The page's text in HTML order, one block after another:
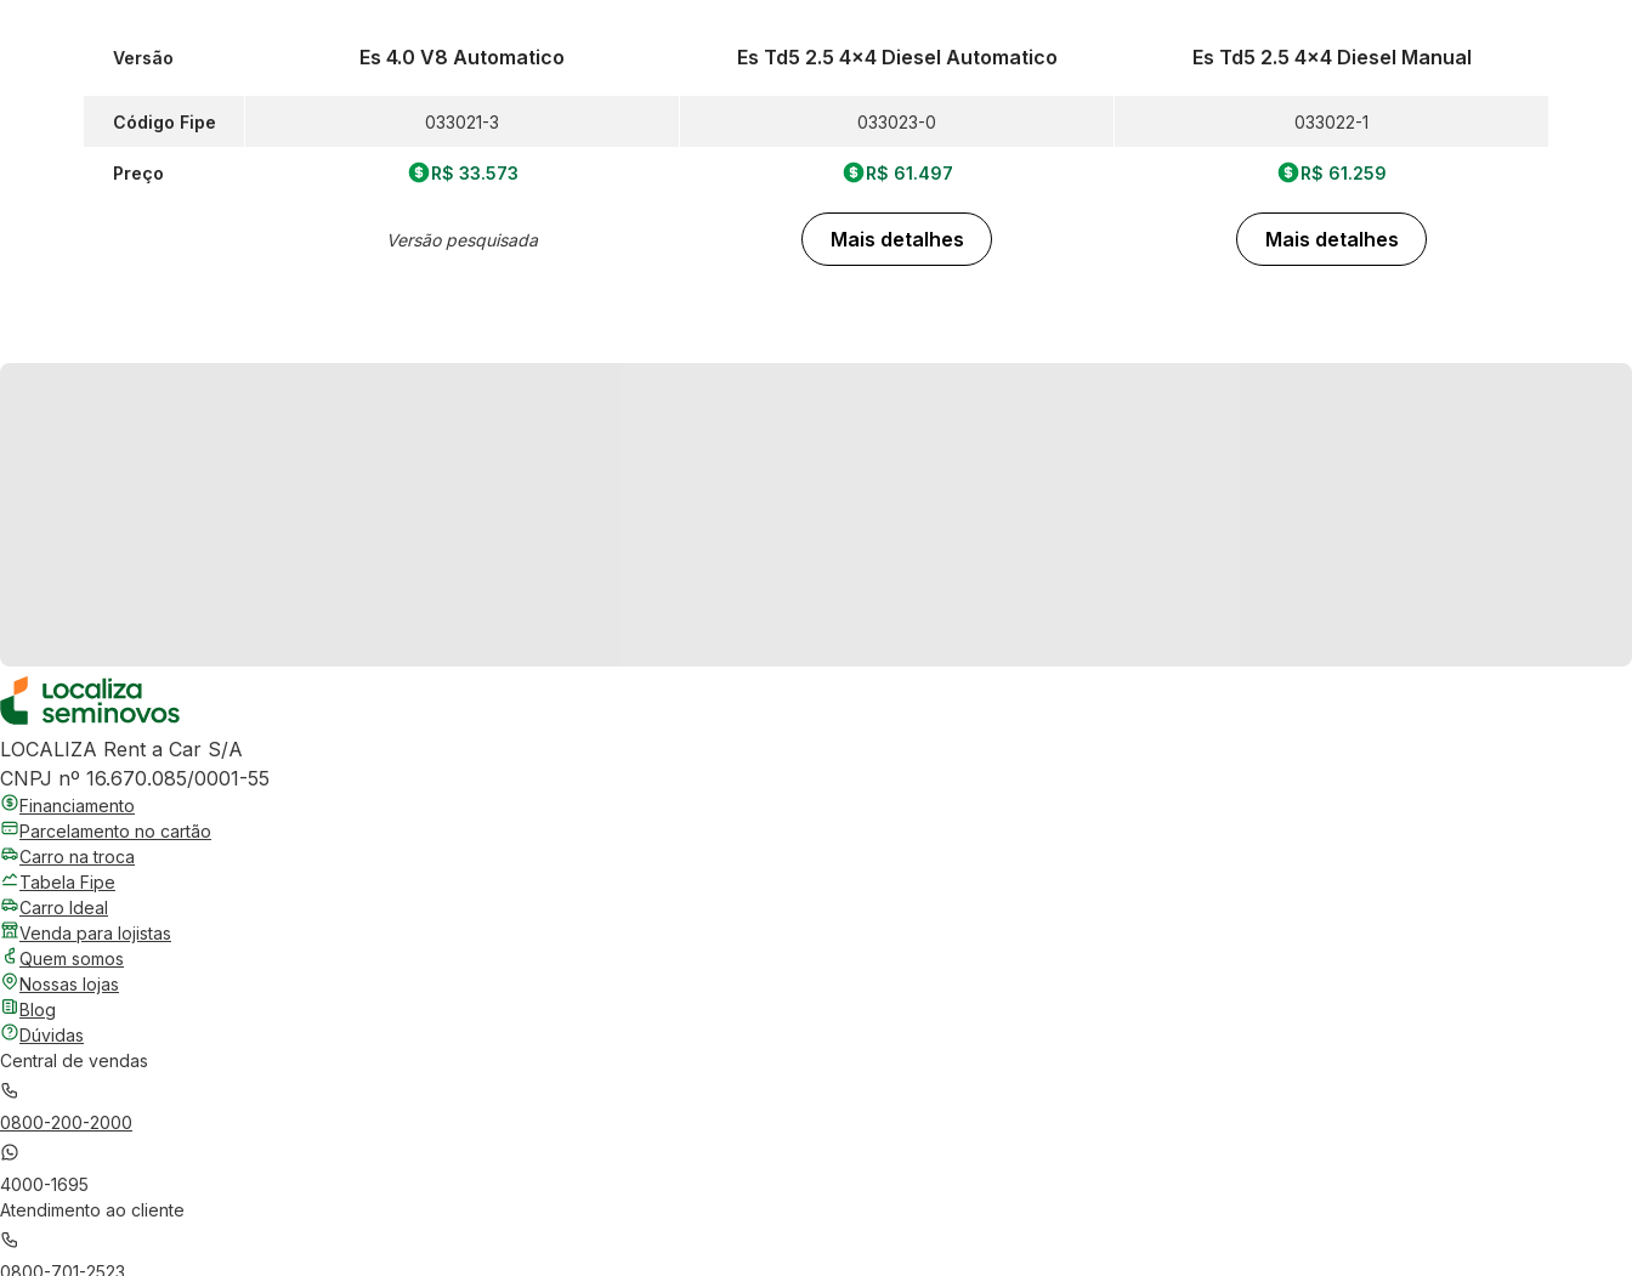
Versão
Código Fipe
Preço
Es 4.0 V8 Automatico
033021-3
R$ 33.573
Versão pesquisada
Es Td5 2.5 4x4 Diesel Automatico
033023-0
R$ 61.497
Mais detalhes
Es Td5 2.5 4x4 Diesel Manual
033022-1
R$ 61.259
Mais detalhes
LOCALIZA Rent a Car S/A
CNPJ nº 16.670.085/0001-55
Financiamento
Parcelamento no cartão
Carro na troca
Tabela Fipe
Carro Ideal
Venda para lojistas
Quem somos
Nossas lojas
Blog
Dúvidas
Central de vendas
0800-200-2000
4000-1695
Atendimento ao cliente
0800-701-2523